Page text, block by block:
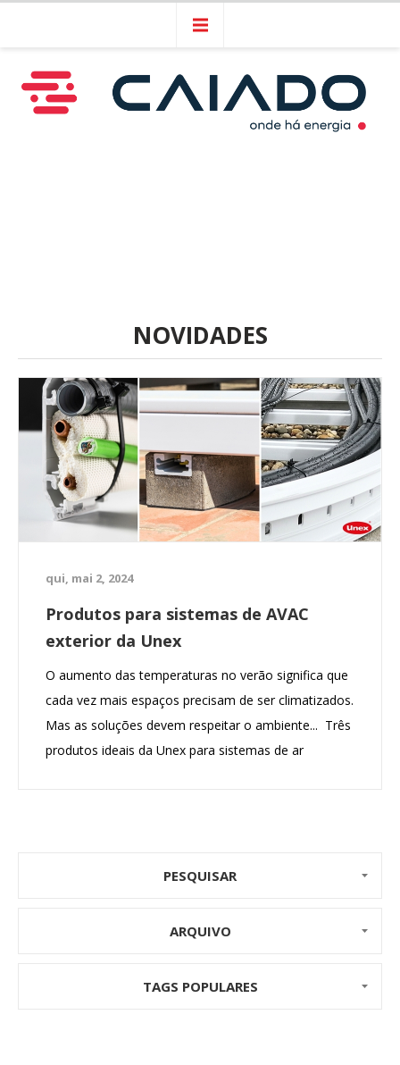
NOVIDADES
qui, mai 2, 2024
Produtos para sistemas de AVAC
exterior da Unex
O aumento das temperaturas no verão significa que
cada vez mais espaços precisam de ser climatizados.
Mas as soluções devem respeitar o ambiente... Três
produtos ideais da Unex para sistemas de ar
PESQUISAR
ARQUIVO
TAGS POPULARES